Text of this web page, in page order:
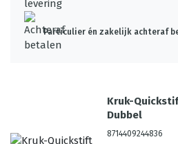
Particulier én zakelijk achteraf
Kruk-
Dubbel
8714409244836